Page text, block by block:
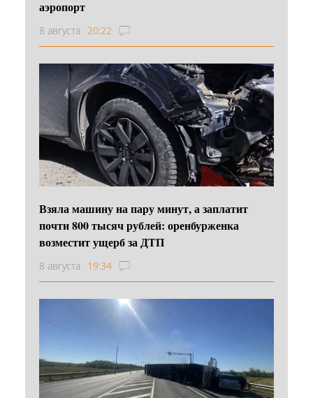
аэропорт
8 августа 20:22
Взяла машину на пару минут, а заплатит
почти 800 тысяч рублей: оренбурженка
возместит ущерб за ДТП
8 августа 19:34